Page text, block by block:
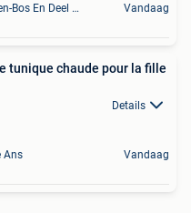
Kapelle-Op-Den-Bos En Deel Van Zemst Vandaag
tunique chaude pour la fille
Details
Ans Vandaag